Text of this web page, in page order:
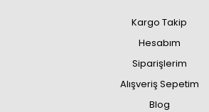
Kargo Takip
Hesabım
Siparişlerim
Alışveriş Sepetim
Blog